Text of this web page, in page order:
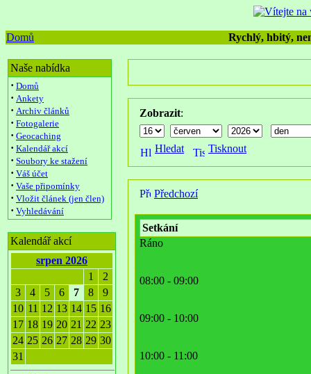
Domů Rychlý, hbitý,
Naše nabídka
· Domů
· Ankety
· Archiv článků
· Fotogalerie
· Geocaching
· Kalendář akcí
· Soubory ke stažení
· Váš účet
· Vaše připomínky
· Vložit článek (jen člen)
· Vyhledávání
Kalendář akcí
srpen 2026
1
2
3
4 5 6 7 8
9
10 11 12 13 14 15 16
17 18 19 20 21 22 23
24 25 26 27 28 29 30
31
Zobrazit:
Hledat Tisknout
Předchozí
Setkání
Ráno
08:00 - 09:00
09:00 - 10:00
10:00 - 11:00